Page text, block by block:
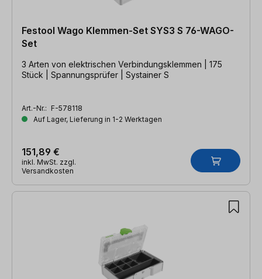
Festool Wago Klemmen-Set SYS3 S 76-WAGO-
Set
3 Arten von elektrischen Verbindungsklemmen | 175
Stück | Spannungsprüfer | Systainer S
Art.-Nr.: F-578118
Auf Lager, Lieferung in 1-2 Werktagen
151,89 €
inkl. MwSt. zzgl.
Versandkosten